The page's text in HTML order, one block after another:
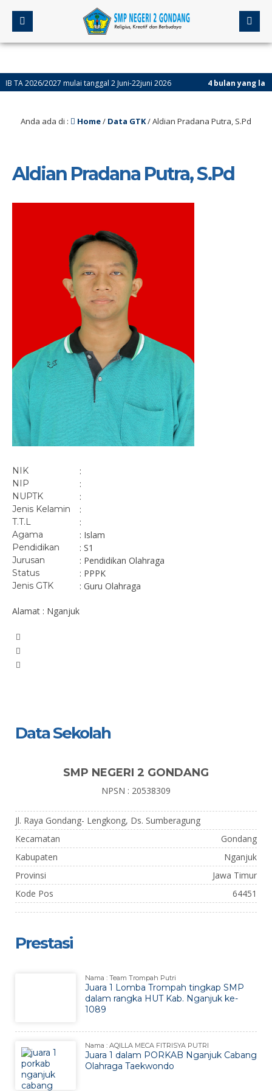
2026/2027 mulai tanggal 2 Juni-22juni 2026 4 bulan yang lalu/
Anda ada di : Home/ Data GTK/Aldian Pradana Putra, S.Pd
Aldian Pradana Putra, S.Pd
NIK :
NIP :
NUPTK :
Jenis Kelamin :
T.T.L :
Agama : Islam
Pendidikan : S1
Jurusan : Pendidikan Olahraga
Status : PPPK
Jenis GTK : Guru Olahraga
Alamat : Nganjuk
Data Sekolah
SMP NEGERI 2 GONDANG
NPSN : 20538309
Jl. Raya Gondang- Lengkong, Ds. Sumberagung
Kecamatan
Gondang
Kabupaten
Nganjuk
Provinsi
Jawa Timur
Kode Pos
64451
Prestasi
Nama : Team Trompah Putri
Juara 1 Lomba Trompah tingkap SMP
dalam rangka HUT Kab. Nganjuk ke-
1089
Nama : AQILLA MECA FITRISYA PUTRI
Juara 1 dalam PORKAB Nganjuk Cabang
Olahraga Taekwondo